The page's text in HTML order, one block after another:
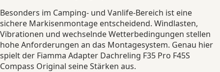
Besonders im Camping- und Vanlife-Bereich ist eine
sichere Markisenmontage entscheidend. Windlasten,
Vibrationen und wechselnde Wetterbedingungen stellen
hohe Anforderungen an das Montagesystem. Genau hier
spielt der Fiamma Adapter Dachreling F35 Pro F45S
Compass Original seine Stärken aus.